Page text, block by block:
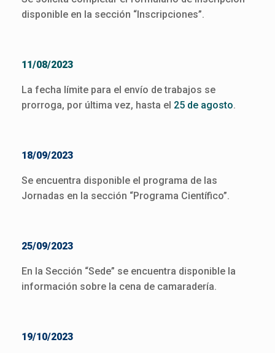
disponible en la sección “Inscripciones”.
11/08/2023
La fecha límite para el envío de trabajos se
prorroga, por última vez, hasta el 25 de agosto.
18/09/2023
Se encuentra disponible el programa de las
Jornadas en la sección “Programa Científico”.
25/09/2023
En la Sección “Sede” se encuentra disponible la
información sobre la cena de camaradería.
19/10/2023